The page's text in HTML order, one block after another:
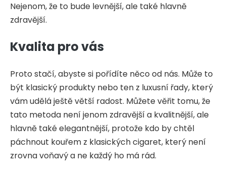
Nejenom, že to bude levnější, ale také hlavně
zdravější.
Kvalita pro vás
Proto stačí, abyste si pořídíte něco od nás. Může to
být klasický produkty nebo ten z luxusní řady, který
vám udělá ještě větší radost. Můžete věřit tomu, že
tato metoda není jenom zdravější a kvalitnější, ale
hlavně také elegantnější, protože kdo by chtěl
páchnout kouřem z klasických cigaret, který není
zrovna voňavý a ne každý ho má rád.